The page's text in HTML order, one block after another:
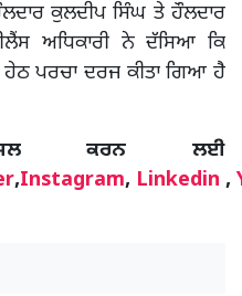
ਕੁਲਦੀਪ ਸਿੰਘ ਤੇ ਹੌਲਦਾਰ
ਅਧਿਕਾਰੀ ਨੇ ਦੱਸਿਆ ਕਿ
ਹੇਠ ਪਰਚਾ ਦਰਜ ਕੀਤਾ ਗਿਆ ਹੈ
ਕਰਨ ਲਈ
,Instagram, Linkedin ,